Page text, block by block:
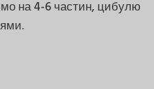
на 4-6 частин, цибулю